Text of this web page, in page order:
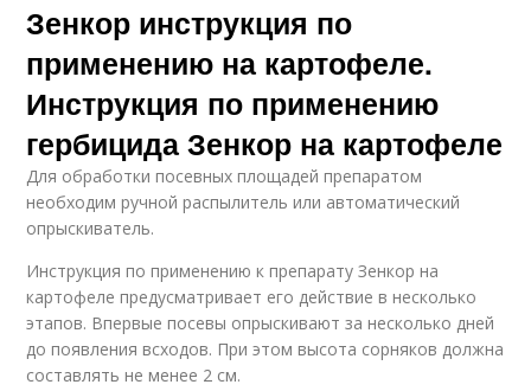
Зенкор инструкция по
применению на картофеле.
Инструкция по применению
гербицида Зенкор на картофеле
Для обработки посевных площадей препаратом
необходим ручной распылитель или автоматический
опрыскиватель.
Инструкция по применению к препарату Зенкор на
картофеле предусматривает его действие в несколько
этапов. Впервые посевы опрыскивают за несколько дней
до появления всходов. При этом высота сорняков должна
составлять не менее 2 см.